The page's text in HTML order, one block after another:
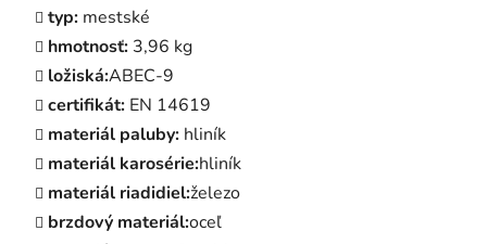
typ: mestské
hmotnosť: 3,96 kg
ložiská:ABEC-9
certifikát: EN 14619
materiál paluby: hliník
materiál karosérie:hliník
materiál riadidiel:železo
brzdový materiál:oceľ